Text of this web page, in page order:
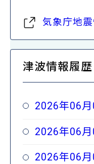
気象庁地
津波情報履歴
2026年06
2026年06
2026年06